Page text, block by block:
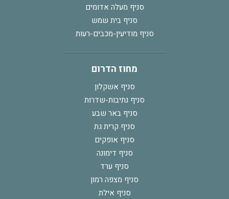
סניף מעלה אדומים
סניף בית שמש
סניף מודיעין-מכבים-רעות
מחוז הדרום
סניף אשקלון
סניף נתיבות-שדרות
סניף באר שבע
סניף קרית גת
סניף אופקים
סניף דימונה
סניף ערד
סניף מצפה רמון
סניף אילת